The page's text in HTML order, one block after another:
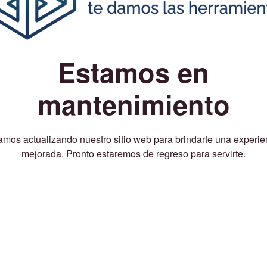
Estamos en
mantenimiento
actualizando nuestro sitio web para brindarte una
mejorada. Pronto estaremos de regreso para servirte.